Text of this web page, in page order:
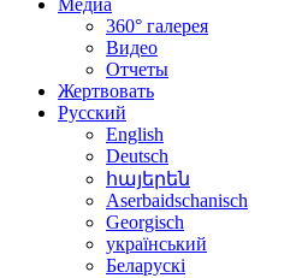
Медиа
360° галерея
Видео
Отчеты
Жертвовать
Русский
English
Deutsch
հայերեն
Aserbaidschanisch
Georgisch
український
Беларускі